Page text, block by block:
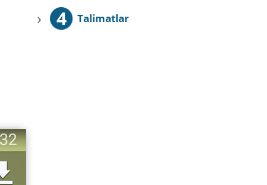
› 4 Talimatlar